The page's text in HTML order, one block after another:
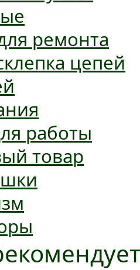
ремонта
цепей
работы
товар